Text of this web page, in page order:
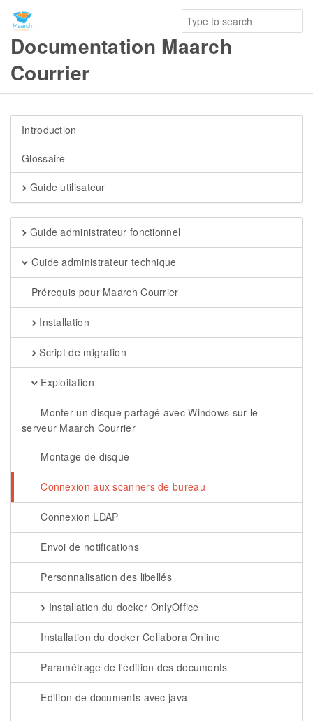
Documentation Maarch
Courrier
Introduction
Glossaire
Guide utilisateur
Guide administrateur fonctionnel
Guide administrateur technique
Prérequis pour Maarch Courrier
Installation
Script de migration
Exploitation
Monter un disque partagé avec Windows sur le
serveur Maarch Courrier
Montage de disque
Connexion aux scanners de bureau
Connexion LDAP
Envoi de notifications
Personnalisation des libellés
Installation du docker OnlyOffice
Installation du docker Collabora Online
Paramétrage de l'édition des documents
Edition de documents avec java